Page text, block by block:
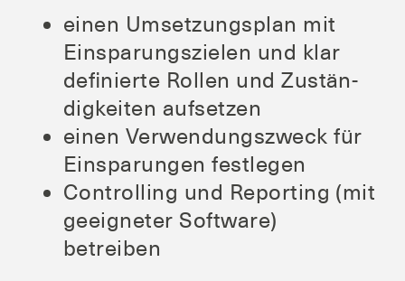
einen Umset­zungs­plan mit
Ein­spa­rungs­zie­len und klar
defi­nier­te Rol­len und Zustän­
dig­kei­ten aufsetzen
einen Ver­wen­dungs­zweck für
Ein­spa­run­gen festlegen
Con­trol­ling und Report­ing (mit
geeig­ne­ter Soft­ware)
betreiben